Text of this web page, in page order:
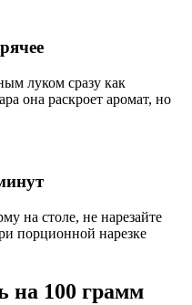
луком сразу как
она раскроет аромат, но
на столе, не нарезайте
порционной нарезке
на 100 грамм